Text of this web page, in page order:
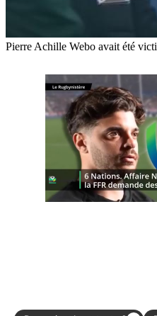
Pierre Achille Webo avait été